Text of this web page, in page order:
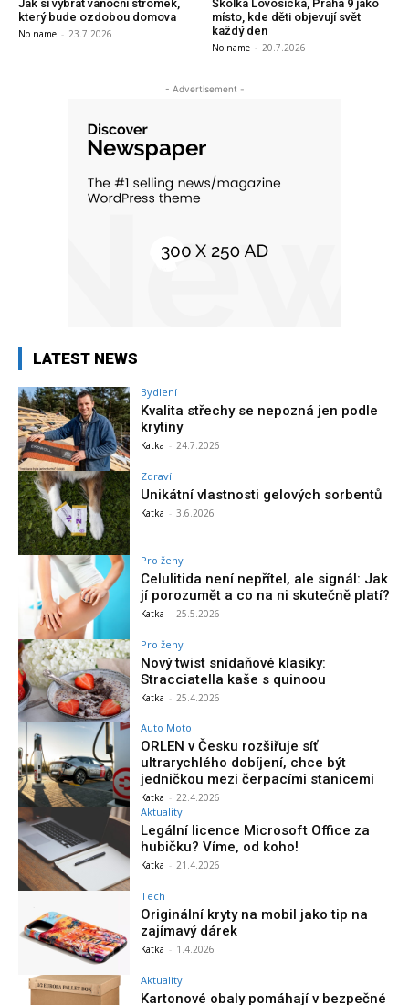
Jak si vybrat vánoční stromek,
který bude ozdobou domova
No name - 23.7.2026
Školka Lovosická, Praha 9 jako
místo, kde děti objevují svět
každý den
No name - 20.7.2026
- Advertisement -
LATEST NEWS
Bydlení
Kvalita střechy se nepozná jen podle
krytiny
Katka - 24.7.2026
Zdraví
Unikátní vlastnosti gelových sorbentů
Katka - 3.6.2026
Pro ženy
Celulitida není nepřítel, ale signál: Jak
jí porozumět a co na ni skutečně platí?
Katka - 25.5.2026
Pro ženy
Nový twist snídaňové klasiky:
Stracciatella kaše s quinoou
Katka - 25.4.2026
Auto Moto
ORLEN v Česku rozšiřuje síť
ultrarychlého dobíjení, chce být
jedničkou mezi čerpacími stanicemi
Katka - 22.4.2026
Aktuality
Legální licence Microsoft Office za
hubičku? Víme, od koho!
Katka - 21.4.2026
Tech
Originální kryty na mobil jako tip na
zajímavý dárek
Katka - 1.4.2026
Aktuality
Kartonové obaly pomáhají v bezpečné